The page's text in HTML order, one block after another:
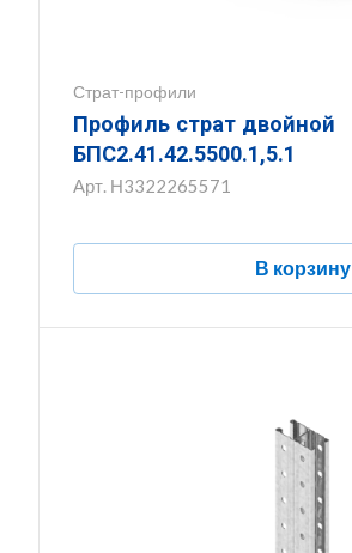
Страт-профили
Профиль страт двойной
БПС2.41.42.5500.1,5.1
Арт. Н3322265571
В корзину